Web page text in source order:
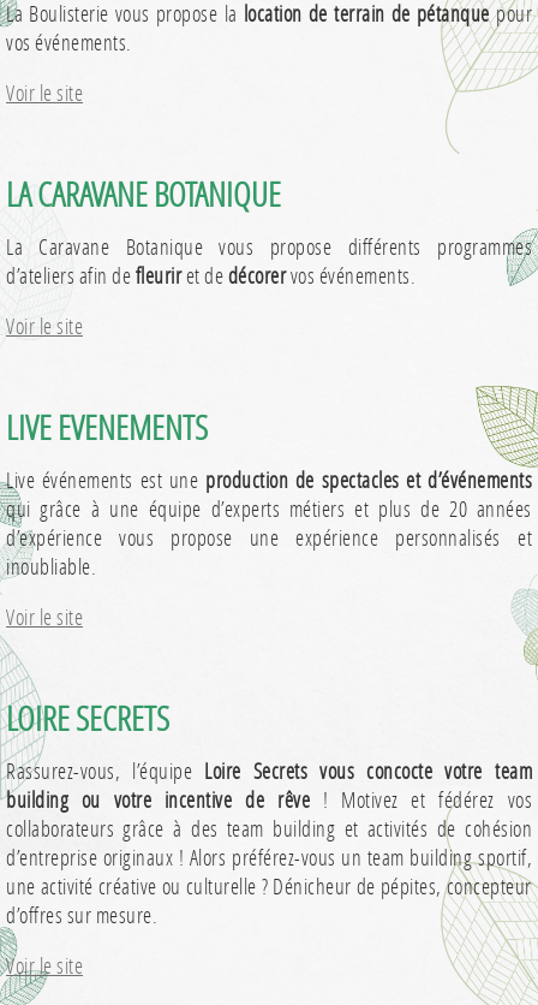
La Boulisterie vous propose la location de terrain de pétanquepour
vos événements.
Voir le site
LA CARAVANE BOTANIQUE
La Caravane Botanique vous propose différents programmes
d’ateliers afin defleuriret dedécorervos événements.
Voir le site
LIVE EVENEMENTS
Live événements est une production de spectacles et d’événements
qui grâce à une équipe d’experts métiers et plus de 20 années
d’expérience vous propose une expérience personnalisés et
inoubliable.
Voir le site
LOIRE SECRETS
Rassurez-vous, l’équipe Loire Secrets vous concocte votre team
building ou votre incentive de rêve ! Motivez et fédérez vos
collaborateurs grâce à des team building et activités de cohésion
d’entreprise originaux ! Alors préférez-vous un team building sportif,
une activité créative ou culturelle ? Dénicheur de pépites, concepteur
d’offres sur mesure.
Voir le site